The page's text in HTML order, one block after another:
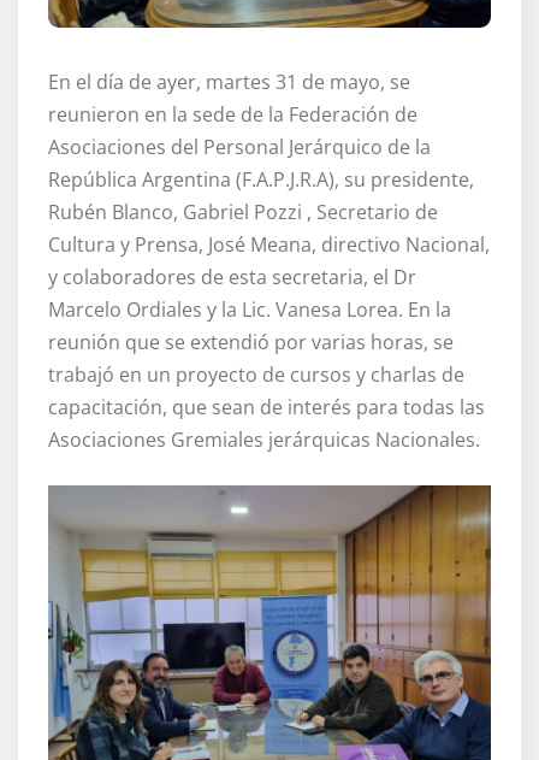
En el día de ayer, martes 31 de mayo, se
reunieron en la sede de la Federación de
Asociaciones del Personal Jerárquico de la
República Argentina (F.A.P.J.R.A), su presidente,
Rubén Blanco, Gabriel Pozzi , Secretario de
Cultura y Prensa, José Meana, directivo Nacional,
y colaboradores de esta secretaria, el Dr
Marcelo Ordiales y la Lic. Vanesa Lorea. En la
reunión que se extendió por varias horas, se
trabajó en un proyecto de cursos y charlas de
capacitación, que sean de interés para todas las
Asociaciones Gremiales jerárquicas Nacionales.